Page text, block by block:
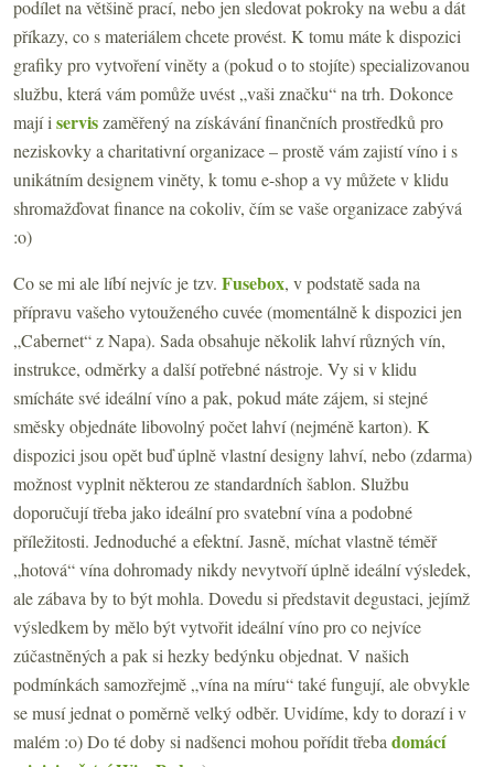
podílet na většině prací, nebo jen sledovat pokroky na webu a dát
příkazy, co s materiálem chcete provést. K tomu máte k dispozici
grafiky pro vytvoření viněty a (pokud o to stojíte) specializovanou
službu, která vám pomůže uvést „vaši značku“ na trh. Dokonce
mají i serviszaměřený na získávání finančních prostředků pro
neziskovky a charitativní organizace – prostě vám zajistí víno i s
unikátním designem viněty, k tomu e-shop a vy můžete v klidu
shromažďovat finance na cokoliv, čím se vaše organizace zabývá
:o)
Co se mi ale líbí nejvíc je tzv. Fusebox, v podstatě sada na
přípravu vašeho vytouženého cuvée (momentálně k dispozici jen
„Cabernet“ z Napa). Sada obsahuje několik lahví různých vín,
instrukce, odměrky a další potřebné nástroje. Vy si v klidu
smícháte své ideální víno a pak, pokud máte zájem, si stejné
směsky objednáte libovolný počet lahví (nejméně karton). K
dispozici jsou opět buď úplně vlastní designy lahví, nebo (zdarma)
možnost vyplnit některou ze standardních šablon. Službu
doporučují třeba jako ideální pro svatební vína a podobné
příležitosti. Jednoduché a efektní. Jasně, míchat vlastně téměř
„hotová“ vína dohromady nikdy nevytvoří úplně ideální výsledek,
ale zábava by to být mohla. Dovedu si představit degustaci, jejímž
výsledkem by mělo být vytvořit ideální víno pro co nejvíce
zúčastněných a pak si hezky bedýnku objednat. V našich
podmínkách samozřejmě „vína na míru“ také fungují, ale obvykle
se musí jednat o poměrně velký odběr. Uvidíme, kdy to dorazí i v
malém :o) Do té doby si nadšenci mohou pořídit třeba domácí